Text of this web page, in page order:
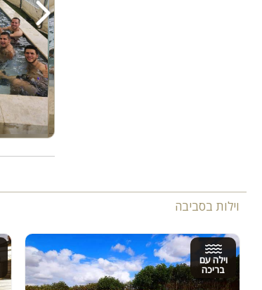
וילות בסביבה
וילה עם
בריכה